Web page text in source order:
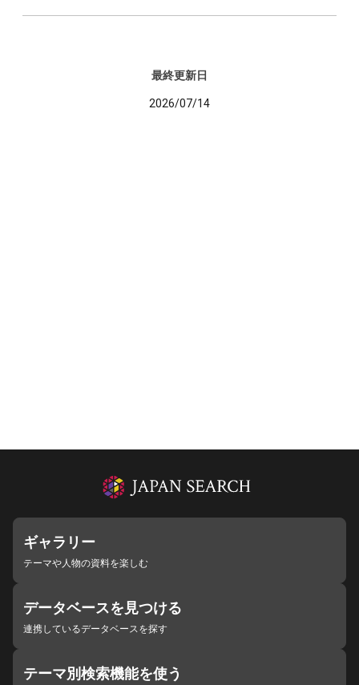
最終更新日
2026/07/14
ギャラリー
テーマや人物の資料を楽しむ
データベースを見つける
連携しているデータベースを探す
テーマ別検索機能を使う